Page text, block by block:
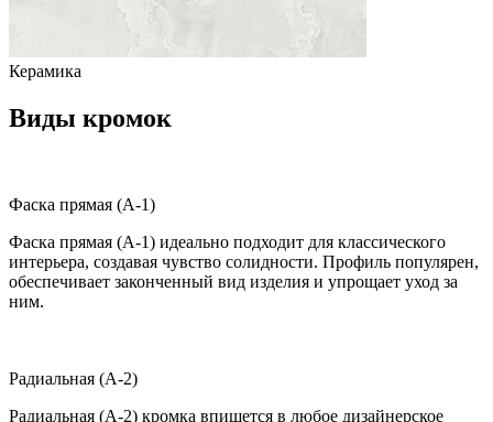
Керамика
Виды кромок
Фаска прямая (A-1)
Фаска прямая (A-1) идеально подходит для классического
интерьера, создавая чувство солидности. Профиль популярен,
обеспечивает законченный вид изделия и упрощает уход за
ним.
Радиальная (A-2)
Радиальная (A-2) кромка впишется в любое дизайнерское